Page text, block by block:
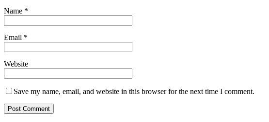
Name *
Email *
Website
Save my name, email, and website in this browser for the next time I comment.